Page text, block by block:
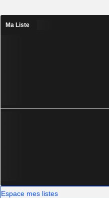
20
4
Ma Liste
Espace mes listes